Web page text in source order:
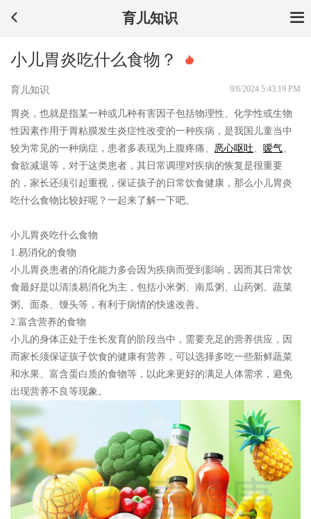
育儿知识
小儿胃炎吃什么食物？
育儿知识 9/6/2024 5:43:19 PM
胃炎，也就是指某一种或几种有害因子包括物理性、化学性或生物
性因素作用于胃粘膜发生炎症性改变的一种疾病，是我国儿童当中
较为常见的一种病症，患者多表现为上腹疼痛、 恶心呕吐、 嗳气、
食欲减退等，对于这类患者，其日常调理对疾病的恢复是很重要
的，家长还须引起重视，保证孩子的日常饮食健康，那么小儿胃炎
吃什么食物比较好呢？一起来了解一下吧。
小儿胃炎吃什么食物
1.易消化的食物
小儿胃炎患者的消化能力多会因为疾病而受到影响，因而其日常饮
食最好是以清淡易消化为主，包括小米粥、南瓜粥、山药粥、蔬菜
粥、面条、馒头等，有利于病情的快速改善。
2.富含营养的食物
小儿的身体正处于生长发育的阶段当中，需要充足的营养供应，因
而家长须保证孩子饮食的健康有营养，可以选择多吃一些新鲜蔬菜
和水果、富含蛋白质的食物等，以此来更好的满足人体需求，避免
出现营养不良等现象。